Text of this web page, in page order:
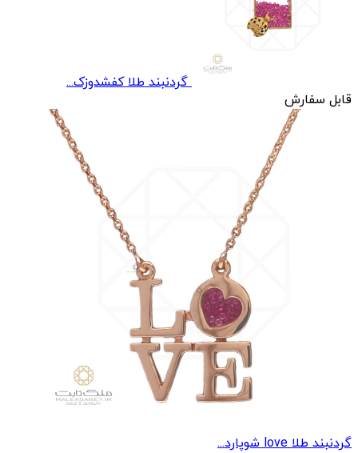
گردنبند طلا کفشدوزک...
قابل سفارش
گردنبند طلا love شوپارد...